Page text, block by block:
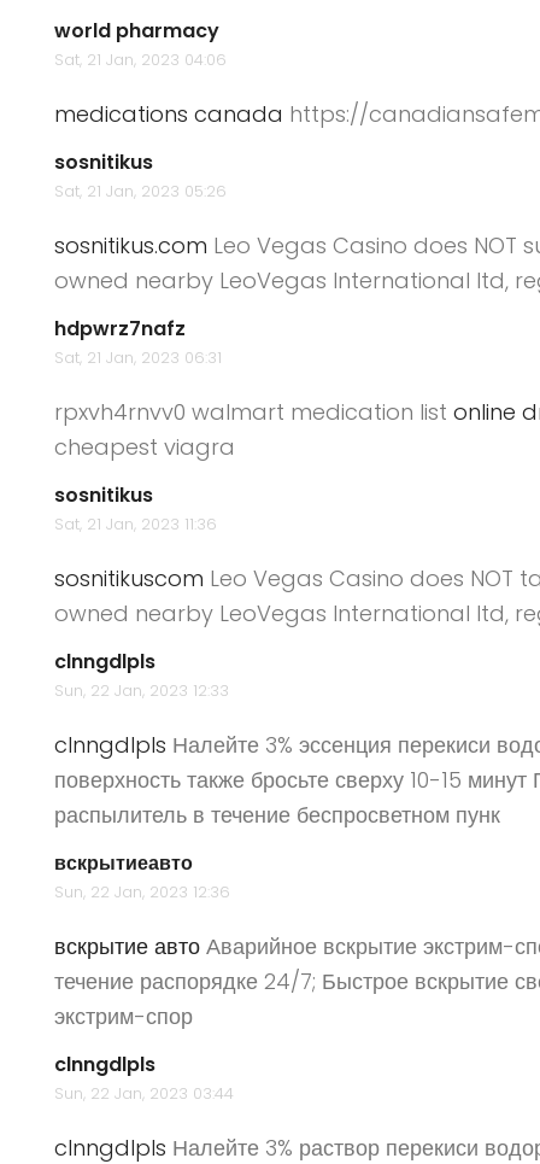
world pharmacy
Sat, 21 Jan, 2023 04:06
medications canada https://
sosnitikus
Sat, 21 Jan, 2023 05:26
sosnitikus.com Leo Vegas Casino does NOT
owned nearby LeoVegas International ltd,
hdpwrz7nafz
Sat, 21 Jan, 2023 06:31
rpxvh4rnvv0 walmart medication list online
cheapest viagra
sosnitikus
Sat, 21 Jan, 2023 11:36
sosnitikuscom Leo Vegas Casino does NOT
owned nearby LeoVegas International ltd,
clnngdlpls
Sun, 22 Jan, 2023 12:33
clnngdlpls Налейте 3% эссенция перекиси
поверхность также бросьте сверху 10-15
распылитель в течение беспросветном пунк
вскрытиеавто
Sun, 22 Jan, 2023 12:36
вскрытие авто Аварийное вскрытие экстрим-
течение распорядке 24/7; Быстрое вскрытие
экстрим-спор
clnngdlpls
Sun, 22 Jan, 2023 03:44
clnngdlpls Налейте 3% раствор перекиси